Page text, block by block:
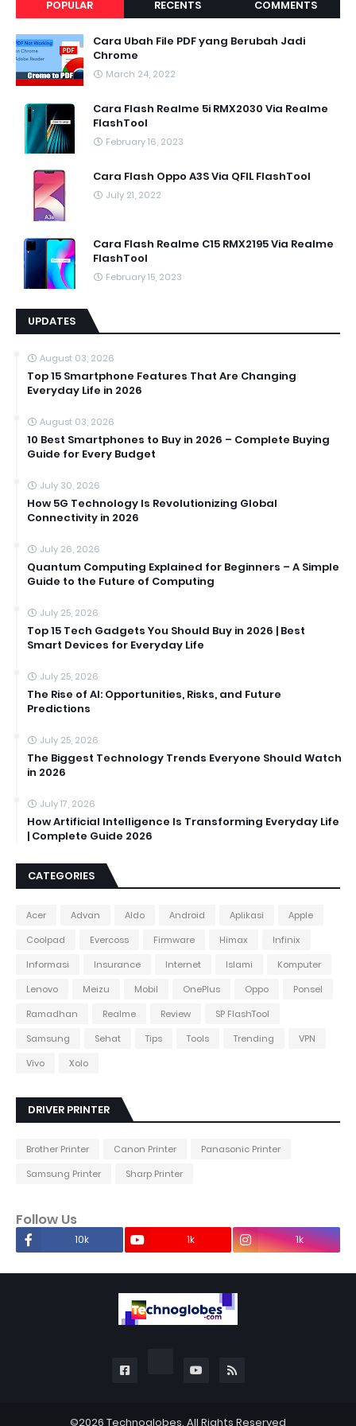
POPULAR RECENTS COMMENTS
Cara Ubah File PDF yang Berubah Jadi
Chrome
March 24, 2022
Cara Flash Realme 5i RMX2030 Via Realme
FlashTool
February 16, 2023
Cara Flash Oppo A3S Via QFIL FlashTool
July 21, 2022
Cara Flash Realme C15 RMX2195 Via Realme
FlashTool
February 15, 2023
UPDATES
August 03, 2026
Top 15 Smartphone Features That Are Changing
Everyday Life in 2026
August 03, 2026
10 Best Smartphones to Buy in 2026 – Complete Buying
Guide for Every Budget
July 30, 2026
How 5G Technology Is Revolutionizing Global
Connectivity in 2026
July 26, 2026
Quantum Computing Explained for Beginners – A Simple
Guide to the Future of Computing
July 25, 2026
Top 15 Tech Gadgets You Should Buy in 2026 | Best
Smart Devices for Everyday Life
July 25, 2026
The Rise of AI: Opportunities, Risks, and Future
Predictions
July 25, 2026
The Biggest Technology Trends Everyone Should Watch
in 2026
July 17, 2026
How Artificial Intelligence Is Transforming Everyday Life
| Complete Guide 2026
CATEGORIES
Acer Advan Aldo Android Aplikasi
Apple
Coolpad
Evercoss Firmware Himax
Infinix
Informasi
Insurance Internet Islami
Komputer
Lenovo
Meizu Mobil OnePlus Oppo
Ponsel
Ramadhan
Realme Review
SP FlashTool
Samsung
Sehat Tips Tools Trending
VPN
Vivo
Xolo
DRIVER PRINTER
Brother Printer Canon Printer
Panasonic Printer
Samsung Printer
Sharp Printer
Follow Us
10k 1k 1k
©2026 Technoglobes. All Rights Reserved